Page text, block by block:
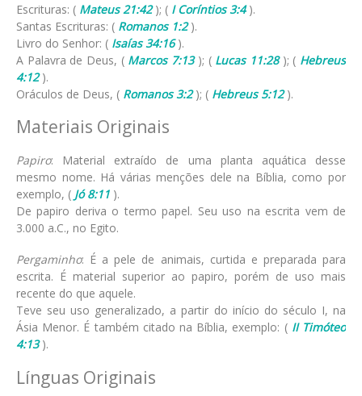
Escrituras: ( Mateus 21:42); ( I Coríntios 3:4).
Santas Escrituras: ( Romanos 1:2).
Livro do Senhor: ( Isaías 34:16).
A Palavra de Deus, ( Marcos 7:13); ( Lucas 11:28); ( Hebreus
4:12).
Oráculos de Deus, ( Romanos 3:2); ( Hebreus 5:12).
Materiais Originais
Papiro: Material extraído de uma planta aquática desse
mesmo nome. Há várias menções dele na Bíblia, como por
exemplo, ( Jó 8:11 ).
De papiro deriva o termo papel. Seu uso na escrita vem de
3.000 a.C., no Egito.
Pergaminho: É a pele de animais, curtida e preparada para
escrita. É material superior ao papiro, porém de uso mais
recente do que aquele.
Teve seu uso generalizado, a partir do início do século I, na
Ásia Menor. É também citado na Bíblia, exemplo: ( II Timóteo
4:13).
Línguas Originais